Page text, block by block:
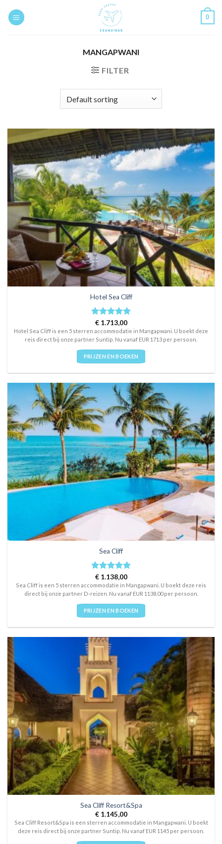
0
MANGAPWANI
FILTER
Hotel Sea Cliff
Rated5
out of 5
€1.713,00
Hotel Sea Cliff is een 5 sterren accommodatie in Mangapwani. U boekt deze
reis direct bij onze partner Suntip. Nu vanaf EUR 1713 per persoon.
PRIJZEN EN BOEKEN
Sea Cliff
Rated5
out of 5
€1.138,00
Sea Cliff is een 5 sterren accommodatie in Mangapwani. U boekt deze reis
direct bij onze partner D-reizen. Nu vanaf EUR 1138.00 per persoon.
PRIJZEN EN BOEKEN
Sea Cliff Resort&Spa
€1.145,00
Sea Cliff Resort&Spa is een sterren accommodatie in Mangapwani. U boekt
deze reis direct bij onze partner Suntip. Nu vanaf EUR 1145 per persoon.